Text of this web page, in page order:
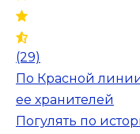
(29)
По Красной
ее хранителей
Погулять по